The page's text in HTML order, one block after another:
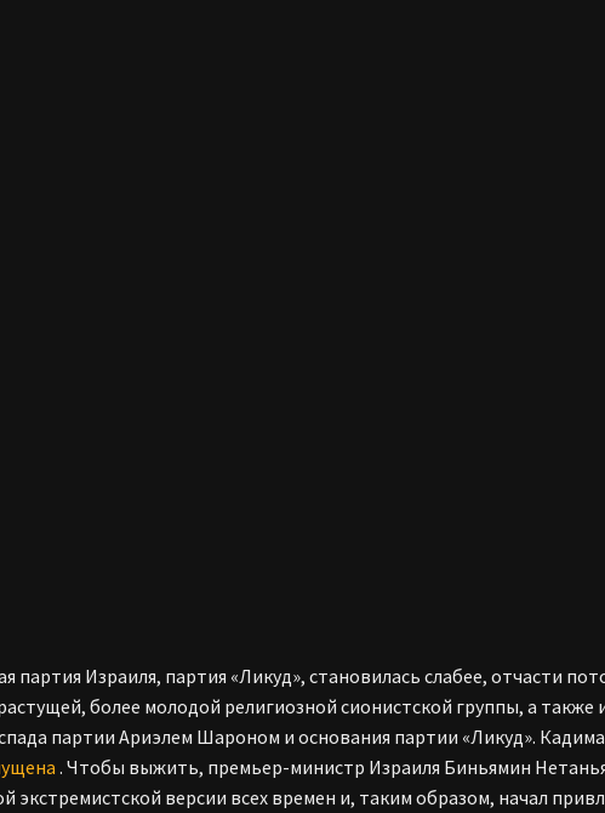
партия Израиля, партия «Ликуд», становилась слабее, отчасти
более молодой религиозной сионистской группы, а также
партии Ариэлем Шароном и основания партии «Ликуд». Кадима
. Чтобы выжить, премьер-министр Израиля Биньямин
экстремистской версии всех времен и, таким образом, начал